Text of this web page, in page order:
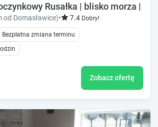
Rusałka | blisko morza |
Domasławice)• 7.4 Dobry!
Bezpłatna zmiana terminu
Zobacz ofertę